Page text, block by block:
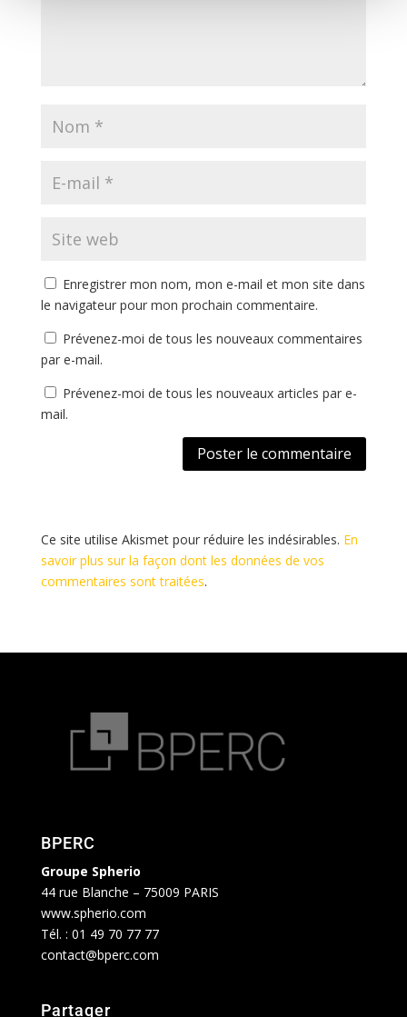
Enregistrer mon nom, mon e-mail et mon site dans
le navigateur pour mon prochain commentaire.
Prévenez-moi de tous les nouveaux commentaires
par e-mail.
Prévenez-moi de tous les nouveaux articles par e-
mail.
Ce site utilise Akismet pour réduire les indésirables. En
savoir plus sur la façon dont les données de vos
commentaires sont traitées.
BPERC
Groupe Spherio
44 rue Blanche – 75009 PARIS
www.spherio.com
Tél. : 01 49 70 77 77
contact@bperc.com
Partager